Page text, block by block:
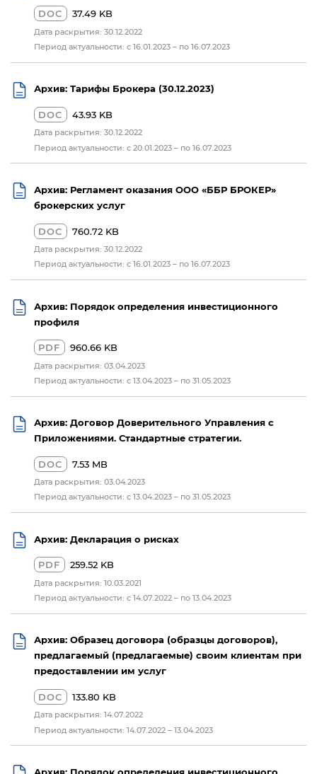
DOC 37.49 KB
Дата раскрытия: 30.12.2022
Период актуальности: с 16.01.2023 – по 16.07.2023
Архив: Тарифы Брокера (30.12.2023)
DOC 43.93 KB
Дата раскрытия: 30.12.2022
Период актуальности: с 20.01.2023 – по 16.07.2023
Архив: Регламент оказания ООО «ББР БРОКЕР»
брокерских услуг
DOC 760.72 KB
Дата раскрытия: 30.12.2022
Период актуальности: с 16.01.2023 – по 16.07.2023
Архив: Порядок определения инвестиционного
профиля
PDF 960.66 KB
Дата раскрытия: 03.04.2023
Период актуальности: с 13.04.2023 – по 31.05.2023
Архив: Договор Доверительного Управления с
Приложениями. Стандартные стратегии.
DOC 7.53 MB
Дата раскрытия: 03.04.2023
Период актуальности: с 13.04.2023 – по 31.05.2023
Архив: Декларация о рисках
PDF 259.52 KB
Дата раскрытия: 10.03.2021
Период актуальности: с 14.07.2022 – по 13.04.2023
Архив: Образец договора (образцы договоров),
предлагаемый (предлагаемые) своим клиентам при
предоставлении им услуг
DOC 133.80 KB
Дата раскрытия: 14.07.2022
Период актуальности: 14.07.2022 – 13.04.2023
Архив: Порядок определения инвестиционного